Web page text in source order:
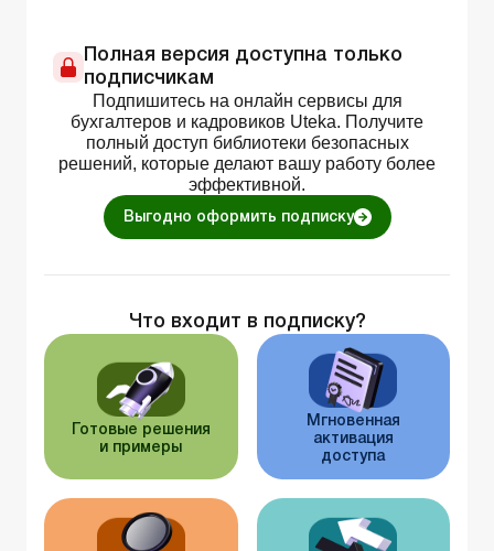
Полная версия доступна только
подписчикам
Подпишитесь на онлайн сервисы для
бухгалтеров и кадровиков Uteka. Получите
полный доступ библиотеки безопасных
решений, которые делают вашу работу более
эффективной.
Выгодно оформить подписку
Что входит в подписку?
Готовые решения
и примеры
Мгновенная
активация
доступа